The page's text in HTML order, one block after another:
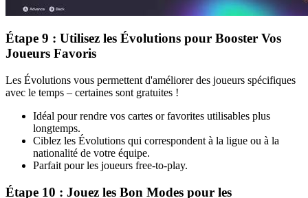
Étape 9 : Utilisez les Évolutions pour Booster Vos
Joueurs Favoris
Les Évolutions vous permettent d'améliorer des joueurs spécifiques
avec le temps – certaines sont gratuites !
Idéal pour rendre vos cartes or favorites utilisables plus
longtemps.
Ciblez les Évolutions qui correspondent à la ligue ou à la
nationalité de votre équipe.
Parfait pour les joueurs free-to-play.
Étape 10 : Jouez les Bon Modes pour les